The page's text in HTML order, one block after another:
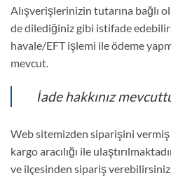
Alışverişlerinizin tutarına bağlı
de dilediğiniz gibi istifade
havale/EFT işlemi ile ödeme
mevcut.
İade hakkınız
Web sitemizden siparişini
kargo aracılığı ile
ve ilçesinden sipariş